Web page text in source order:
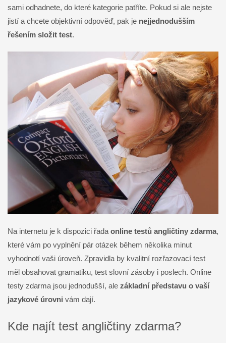
sami odhadnete, do které kategorie patříte. Pokud si ale nejste
jistí a chcete objektivní odpověď, pak je nejjednodušším
řešením složit test.
Na internetu je k dispozici řada online testů angličtiny zdarma,
které vám po vyplnění pár otázek během několika minut
vyhodnotí vaši úroveň. Zpravidla by kvalitní rozřazovací test
měl obsahovat gramatiku, test slovní zásoby i poslech. Online
testy zdarma jsou jednodušší, ale základní představu o vaší
jazykové úrovni vám dají.
Kde najít test angličtiny zdarma?